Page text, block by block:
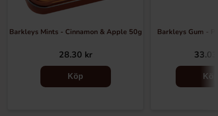
Barkleys Mints - Cinnamon & Apple 50g
28.30 kr
Köp
Barkleys Gum -
Köp